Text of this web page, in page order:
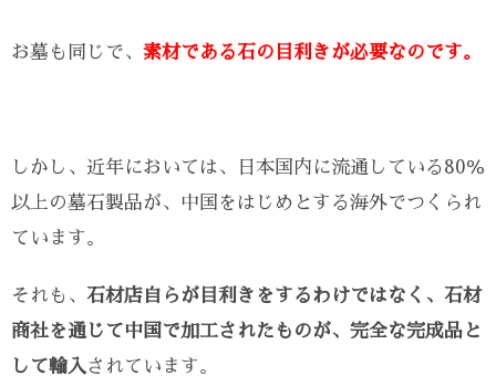
お墓も同じで、 素材である石の目利きが必要なのです。
しかし、近年においては、日本国内に流通している80％
以上の墓石製品が、中国をはじめとする海外でつくられ
ています。
それも、 石材店自らが目利きをするわけではなく、石材
商社を通じて中国で加工されたものが、完全な完成品と
して輸入されています。